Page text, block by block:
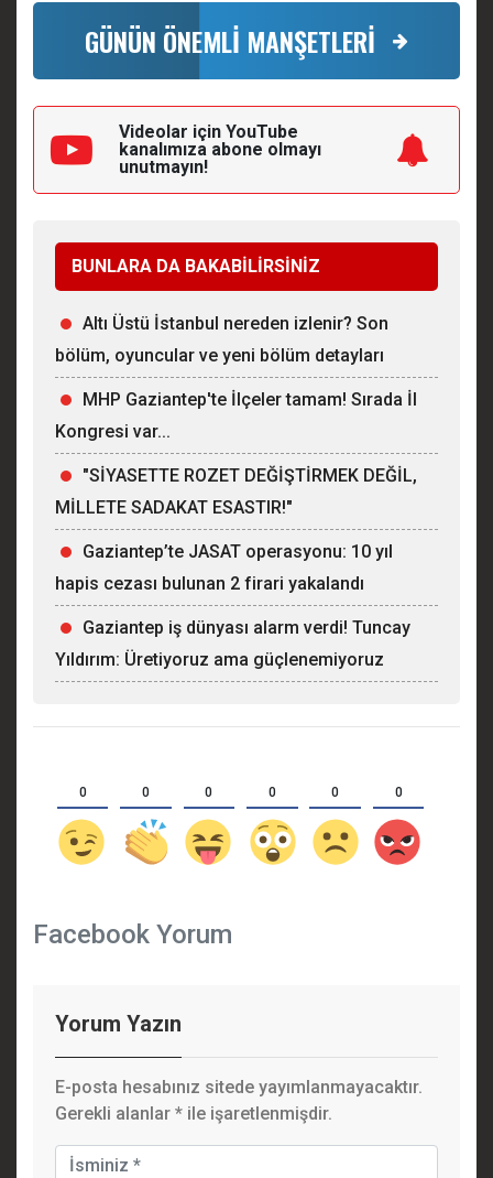
GÜNÜN ÖNEMLİ MANŞETLERİ
Videolar için YouTube
kanalımıza abone olmayı
unutmayın!
BUNLARA DA BAKABİLİRSİNİZ
Altı Üstü İstanbul nereden izlenir? Son
bölüm, oyuncular ve yeni bölüm detayları
MHP Gaziantep'te İlçeler tamam! Sırada İl
Kongresi var...
"SİYASETTE ROZET DEĞİŞTİRMEK DEĞİL,
MİLLETE SADAKAT ESASTIR!"
Gaziantep’te JASAT operasyonu: 10 yıl
hapis cezası bulunan 2 firari yakalandı
Gaziantep iş dünyası alarm verdi! Tuncay
Yıldırım: Üretiyoruz ama güçlenemiyoruz
0 0 0 0 0 0
Facebook Yorum
Yorum Yazın
E-posta hesabınız sitede yayımlanmayacaktır.
Gerekli alanlar * ile işaretlenmişdir.